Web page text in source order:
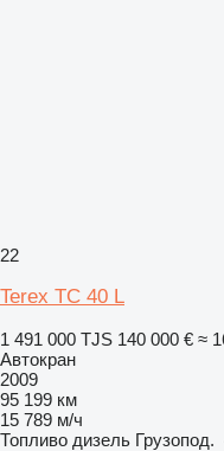
22
Terex TC 40 L
1 491 000 TJS 140 000 € ≈
Автокран
2009
95 199 км
15 789 м/ч
Топливо дизель Грузопод.